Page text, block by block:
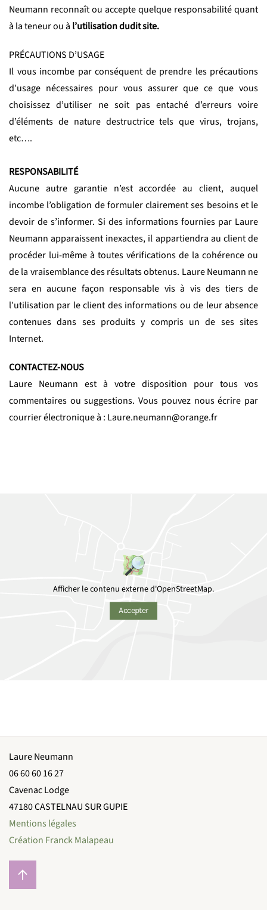
Neumann reconnaît ou accepte quelque responsabilité quant
à la teneur ou à l’utilisation dudit site.
PRÉCAUTIONS D’USAGE
Il vous incombe par conséquent de prendre les précautions
d’usage nécessaires pour vous assurer que ce que vous
choisissez d’utiliser ne soit pas entaché d’erreurs voire
d’éléments de nature destructrice tels que virus, trojans,
etc….
RESPONSABILITÉ
Aucune autre garantie n’est accordée au client, auquel
incombe l’obligation de formuler clairement ses besoins et le
devoir de s’informer. Si des informations fournies par Laure
Neumann apparaissent inexactes, il appartiendra au client de
procéder lui-même à toutes vérifications de la cohérence ou
de la vraisemblance des résultats obtenus. Laure Neumann ne
sera en aucune façon responsable vis à vis des tiers de
l’utilisation par le client des informations ou de leur absence
contenues dans ses produits y compris un de ses sites
Internet.
CONTACTEZ-NOUS
Laure Neumann est à votre disposition pour tous vos
commentaires ou suggestions. Vous pouvez nous écrire par
courrier électronique à : Laure.neumann@orange.fr
Afficher le contenu externe d'OpenStreetMap.
Accepter
Laure Neumann
06 60 60 16 27
Cavenac Lodge
47180 CASTELNAU SUR GUPIE
Mentions légales
Création Franck Malapeau